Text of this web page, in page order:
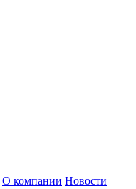
О компании Новости